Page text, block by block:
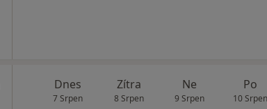
Dnes
7 Srpen
Zítra
8 Srpen
Ne
9 Srpen
Po
10 Srpen